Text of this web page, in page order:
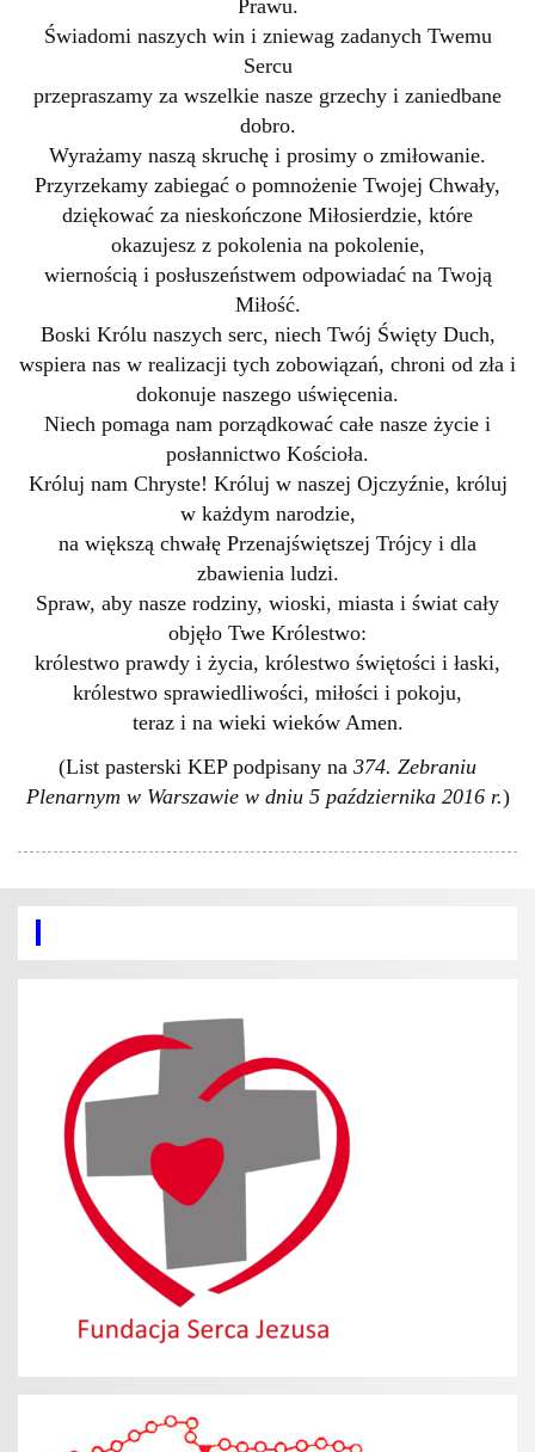
Prawu.
Świadomi naszych win i zniewag zadanych Twemu
Sercu
przepraszamy za wszelkie nasze grzechy i zaniedbane
dobro.
Wyrażamy naszą skruchę i prosimy o zmiłowanie.
Przyrzekamy zabiegać o pomnożenie Twojej Chwały,
dziękować za nieskończone Miłosierdzie, które
okazujesz z pokolenia na pokolenie,
wiernością i posłuszeństwem odpowiadać na Twoją
Miłość.
Boski Królu naszych serc, niech Twój Święty Duch,
wspiera nas w realizacji tych zobowiązań, chroni od zła i
dokonuje naszego uświęcenia.
Niech pomaga nam porządkować całe nasze życie i
posłannictwo Kościoła.
Króluj nam Chryste! Króluj w naszej Ojczyźnie, króluj
w każdym narodzie,
na większą chwałę Przenajświętszej Trójcy i dla
zbawienia ludzi.
Spraw, aby nasze rodziny, wioski, miasta i świat cały
objęło Twe Królestwo:
królestwo prawdy i życia, królestwo świętości i łaski,
królestwo sprawiedliwości, miłości i pokoju,
teraz i na wieki wieków Amen.
(List pasterski KEP podpisany na 374. Zebraniu
Plenarnym w Warszawie w dniu 5 października 2016 r.)